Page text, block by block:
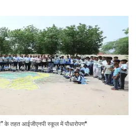
के तहत आईजीएनपी स्कूल में पौधारोपण*